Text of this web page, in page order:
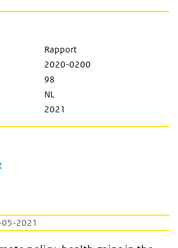
2021
Rapport
2020-0200
98
NL
2021